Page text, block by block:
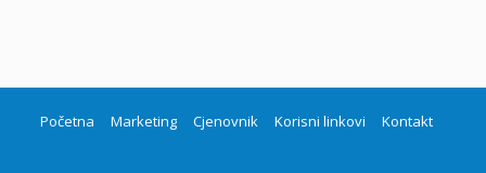
Početna Marketing Cjenovnik Korisni linkovi Kontakt